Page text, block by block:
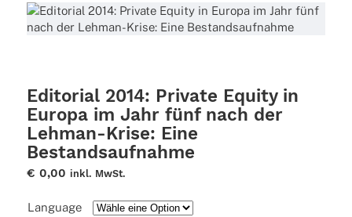
Editorial 2014: Private Equity in
Europa im Jahr fünf nach der
Lehman-Krise: Eine
Bestandsaufnahme
€ 0,00 inkl. MwSt.
Language